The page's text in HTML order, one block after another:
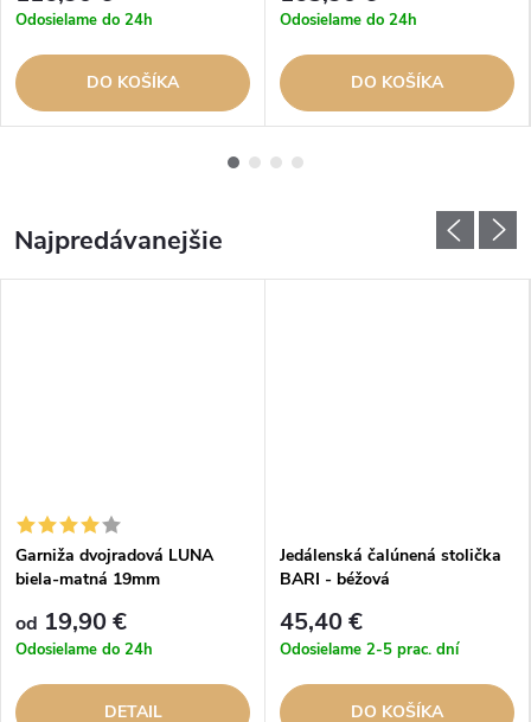
Odosielame do 24h
DO KOŠÍKA
Odosielame do 24h
DO KOŠÍKA
Najpredávanejšie
Garniža dvojradová LUNA
biela-matná 19mm
od 19,90 €
Odosielame do 24h
DETAIL
Jedálenská čalúnená stolička
BARI - béžová
45,40 €
Odosielame 2-5 prac. dní
DO KOŠÍKA